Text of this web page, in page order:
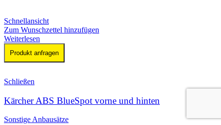
Schnellansicht
Zum Wunschzettel hinzufügen
Weiterlesen
Produkt anfragen
Schließen
Kärcher ABS BlueSpot vorne und hinten
Sonstige Anbausätze